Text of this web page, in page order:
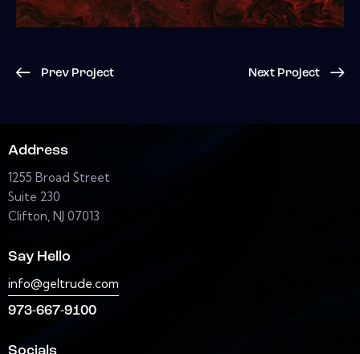
Prev Project Next Project
Address
1255 Broad Street
Suite 230
Clifton, NJ 07013
Say Hello
info@geltrude.com
973-667-9100